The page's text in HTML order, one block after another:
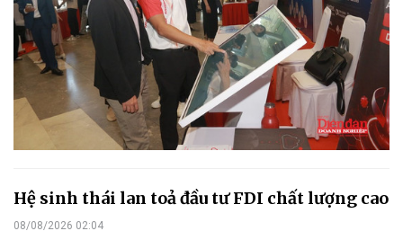
Hệ sinh thái lan toả đầu tư FDI chất lượng cao
08/08/2026 02:04